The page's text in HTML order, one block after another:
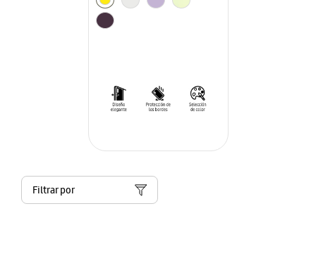
Filtrar por